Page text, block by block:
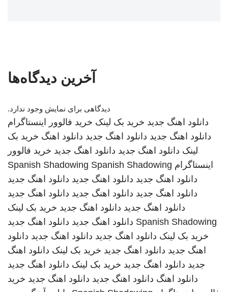
آخرین دیدگاه‌ها
دیدگاهی برای نمایش وجود ندارد.
دانلود اهنگ جدید خرید بک لینک خرید فالوور اینستاگرام
دانلود اهنگ جدید دانلود اهنگ جدید دانلود اهنگ خرید بک
لینک دانلود اهنگ جدید دانلود اهنگ جدید خرید فالوور
اینستاگرام
Spanish Shadowing Spanish Shadowing
دانلود اهنگ جدید دانلود اهنگ جدید دانلود اهنگ جدید
دانلود اهنگ جدید دانلود اهنگ جدید دانلود اهنگ جدید
دانلود اهنگ جدید دانلود اهنگ جدید خرید بک لینک
Spanish Shadowing دانلود اهنگ جدید دانلود اهنگ جدید
خرید بک لینک دانلود اهنگ جدید دانلود اهنگ جدید دانلود
اهنگ جدید دانلود اهنگ جدید خرید بک لینک دانلود اهنگ
جدید دانلود اهنگ جدید خرید بک لینک دانلود اهنگ جدید
دانلود اهنگ دانلود اهنگ جدید دانلود اهنگ جدید خرید